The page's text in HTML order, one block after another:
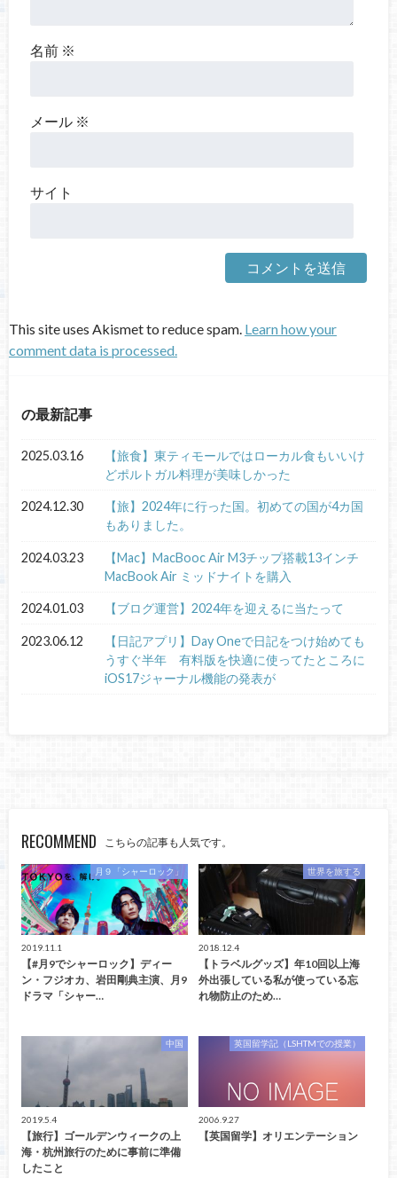
名前 ※
メール ※
サイト
This site uses Akismet to reduce spam. Learn how your
comment data is processed.
の最新記事
2025.03.16
【旅食】東ティモールではローカル食もいいけ
どポルトガル料理が美味しかった
2024.12.30
【旅】2024年に行った国。初めての国が4カ国
もありました。
2024.03.23
【Mac】MacBooc Air M3チップ搭載13インチ
MacBook Air ミッドナイトを購入
2024.01.03 【ブログ運営】2024年を迎えるに当たって
2023.06.12
【日記アプリ】Day Oneで日記をつけ始めても
うすぐ半年 有料版を快適に使ってたところに
iOS17ジャーナル機能の発表が
RECOMMEND こちらの記事も人気です。
月９「シャーロック」
2019.11.1
【#月9でシャーロック】ディー
ン・フジオカ、岩田剛典主演、月9
ドラマ「シャー…
世界を旅する
2018.12.4
【トラベルグッズ】年10回以上海
外出張している私が使っている忘
れ物防止のため…
中国
2019.5.4
【旅行】ゴールデンウィークの上
海・杭州旅行のために事前に準備
したこと
英国留学記（LSHTMでの授業）
2006.9.27
【英国留学】オリエンテーション